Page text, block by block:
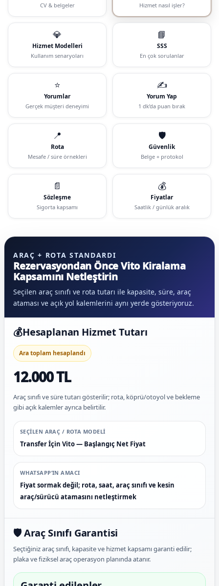
CV & belgeler Hizmet nasıl işler?
💎
Hizmet Modelleri
Kullanım senaryoları
📘
SSS
En çok sorulanlar
⭐
Yorumlar
Gerçek müşteri deneyimi
✍️
Yorum Yap
1 dk’da puan bırak
📍
Rota
Mesafe / süre örnekleri
🛡️
Güvenlik
Belge + protokol
📄
Sözleşme
Sigorta kapsamı
💰
Fiyatlar
Saatlik / günlük aralık
ARAÇ + ROTA STANDARDI
Rezervasyondan Önce Vito Kiralama
Kapsamını Netleştirin
Seçilen araç sınıfı ve rota tutarı ile kapasite, süre, araç
ataması ve açık yol kalemlerini aynı yerde gösteriyoruz.
💰Hesaplanan Hizmet Tutarı
Ara toplam hesaplandı
12.000 TL
Araç sınıfı ve süre tutarı gösterilir; rota, köprü/otoyol ve bekleme
gibi açık kalemler ayrıca belirtilir.
SEÇILEN ARAÇ / ROTA MODELI
Transfer İçin Vito — Başlangıç Net Fiyat
WHATSAPP’IN AMACI
Fiyat sormak değil; rota, saat, araç sınıfı ve kesin
araç/sürücü atamasını netleştirmek
🛡️ Araç Sınıfı Garantisi
Seçtiğiniz araç sınıfı, kapasite ve hizmet kapsamı garanti edilir;
plaka ve fiziksel araç operasyon planında atanır.